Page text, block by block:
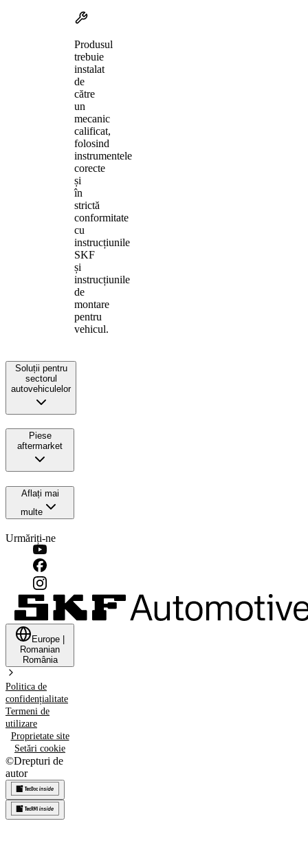
Produsul
trebuie
instalat
de
către
un
mecanic
calificat,
folosind
instrumentele
corecte
și
în
strictă
conformitate
cu
instrucțiunile
SKF
și
instrucțiunile
de
montare
pentru
vehicul.
Soluții pentru
sectorul
autovehiculelor
Piese
aftermarket
Aflați mai
multe
Urmăriți-ne
Europe
Romanian
România
Politica de
confidențialitate
Termeni de
utilizare
Proprietate site
Setări cookie
©Drepturi de
autor